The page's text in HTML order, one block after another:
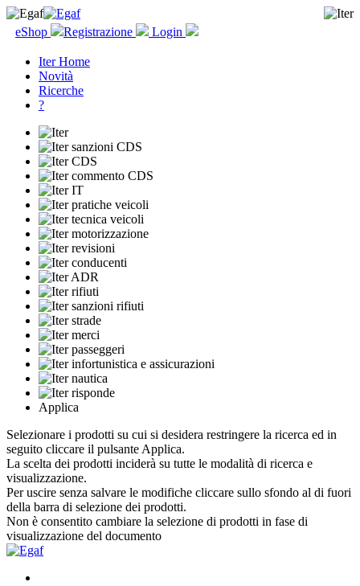
eShop Registrazione Login
Iter Home
Novità
Ricerche
?
Applica
Selezionare i prodotti su cui si desidera restringere la ricerca ed in
seguito cliccare il pulsante Applica.
La scelta dei prodotti inciderà su tutte le modalità di ricerca e
visualizzazione.
Per uscire senza salvare le modifiche cliccare sullo sfondo al di fuori
della barra di selezione dei prodotti.
Non è consentito cambiare la selezione di prodotti in fase di
visualizzazione del documento